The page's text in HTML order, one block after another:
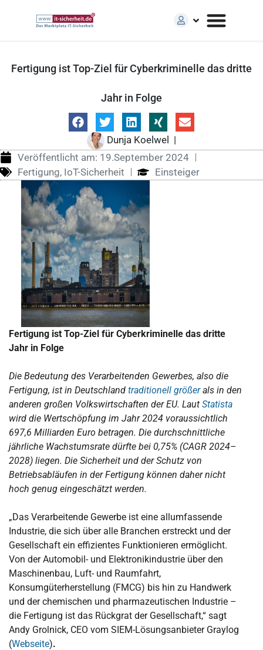
Fertigung ist Top-Ziel für Cyberkriminelle das dritte
Jahr in Folge
Dunja Koelwel
|
Veröffentlicht am: 19.September 2024
Fertigung, IoT-Sicherheit Einsteiger
Fertigung ist Top-Ziel für Cyberkriminelle das dritte
Jahr in Folge
Die Bedeutung des Verarbeitenden Gewerbes, also die
Fertigung, ist in Deutschland traditionell größerals in den
anderen großen Volkswirtschaften der EU. Laut Statista
wird die Wertschöpfung im Jahr 2024 voraussichtlich
697,6 Milliarden Euro betragen. Die durchschnittliche
jährliche Wachstumsrate dürfte bei 0,75% (CAGR 2024–
2028) liegen. Die Sicherheit und der Schutz von
Betriebsabläufen in der Fertigung können daher nicht
hoch genug eingeschätzt werden.
„Das Verarbeitende Gewerbe ist eine allumfassende
Industrie, die sich über alle Branchen erstreckt und der
Gesellschaft ein effizientes Funktionieren ermöglicht.
Von der Automobil- und Elektronikindustrie über den
Maschinenbau, Luft- und Raumfahrt,
Konsumgüterherstellung (FMCG) bis hin zu Handwerk
und der chemischen und pharmazeutischen Industrie –
die Fertigung ist das Rückgrat der Gesellschaft,“ sagt
Andy Grolnick, CEO vom SIEM-Lösungsanbieter Graylog
(Webseite).